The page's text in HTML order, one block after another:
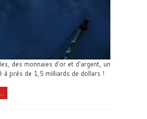
des monnaies d'or et d'argent, un
à près de 1,5 milliards de dollars !